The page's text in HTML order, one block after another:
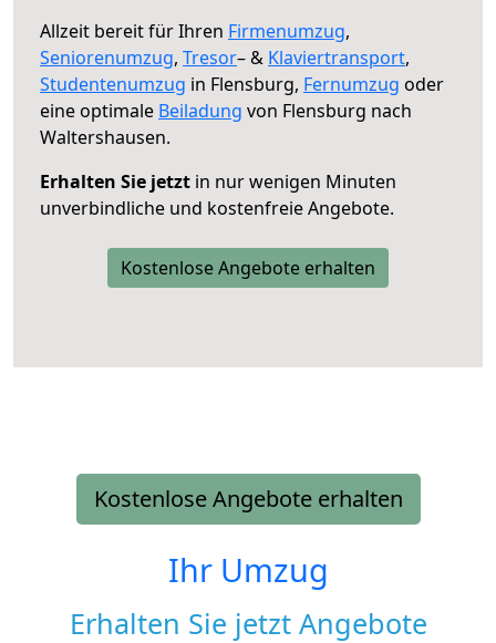
Allzeit bereit für Ihren Firmenumzug,
Seniorenumzug, Tresor– & Klaviertransport,
Studentenumzug in Flensburg, Fernumzug oder
eine optimale Beiladung von Flensburg nach
Waltershausen.
Erhalten Sie jetzt in nur wenigen Minuten
unverbindliche und kostenfreie Angebote.
Kostenlose Angebote erhalten
Kostenlose Angebote erhalten
Ihr Umzug
Erhalten Sie jetzt Angebote